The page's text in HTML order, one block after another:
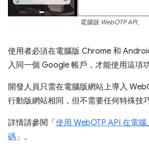
電腦版 WebOTP API。
使用者必須在電腦版 Chrome 和
入同一個 Google 帳戶，才能使用這項功
開發人員只需在電腦版網站上導入
行動版網站相同，但不需要任何特殊技巧
詳情請參閱「 使用 WebOTP API 在電
碼」。